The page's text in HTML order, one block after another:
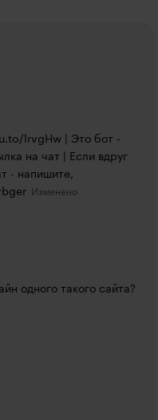
lrvgHw | Это бот -
на чат | Если вдруг
- напишите,
одного такого сайта?